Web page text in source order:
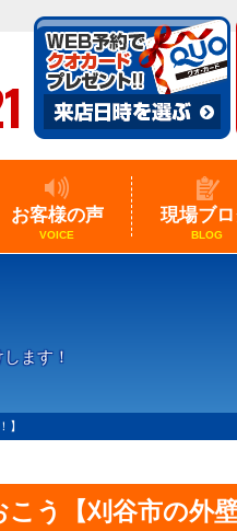
お客様の声
VOICE
現場ブ
BLOG
ます！
】
こう【刈谷市の外